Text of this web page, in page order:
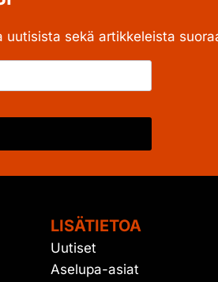
sekä artikkeleista
LISÄTIETOA
Uutiset
Aselupa-asiat